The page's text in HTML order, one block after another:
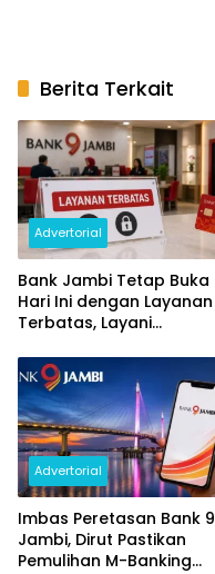
Berita Terkait
Advertorial
Bank Jambi Tetap Buka
Hari Ini dengan Layanan
Terbatas, Layani
dan Perubahan PIN
Advertorial
Imbas Peretasan Bank 9
Jambi, Dirut Pastikan
Pemulihan M-Banking